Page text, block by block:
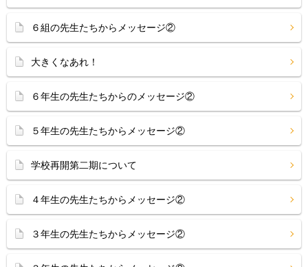
６組の先生たちからメッセージ②
大きくなあれ！
６年生の先生たちからのメッセージ②
５年生の先生たちからメッセージ②
学校再開第二期について
４年生の先生たちからメッセージ②
３年生の先生たちからメッセージ②